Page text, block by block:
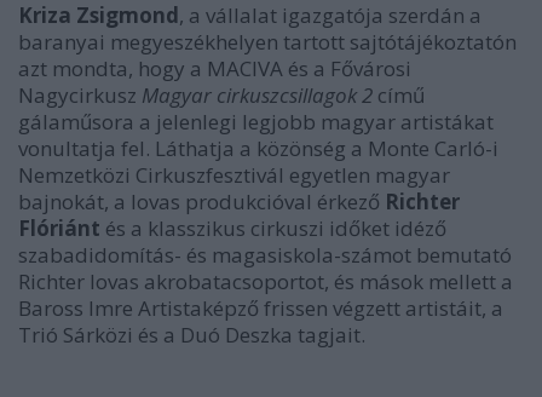
Kriza Zsigmond, a vállalat igazgatója szerdán a
baranyai megyeszékhelyen tartott sajtótájékoztatón
azt mondta, hogy a MACIVA és a Fővárosi
Nagycirkusz Magyar cirkuszcsillagok 2 című
gálaműsora a jelenlegi legjobb magyar artistákat
vonultatja fel. Láthatja a közönség a Monte Carló-i
Nemzetközi Cirkuszfesztivál egyetlen magyar
bajnokát, a lovas produkcióval érkező Richter
Flóriánt és a klasszikus cirkuszi időket idéző
szabadidomítás- és magasiskola-számot bemutató
Richter lovas akrobatacsoportot, és mások mellett a
Baross Imre Artistaképző frissen végzett artistáit, a
Trió Sárközi és a Duó Deszka tagjait.